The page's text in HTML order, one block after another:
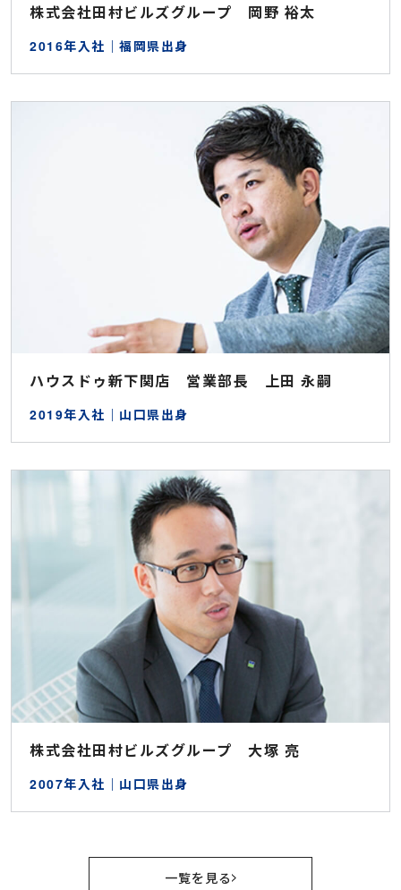
株式会社田村ビルズグループ 岡野 裕太
2016年入社｜福岡県出身
ハウスドゥ新下関店 営業部長 上田 永嗣
2019年入社｜山口県出身
株式会社田村ビルズグループ 大塚 亮
2007年入社｜山口県出身
一覧を見る